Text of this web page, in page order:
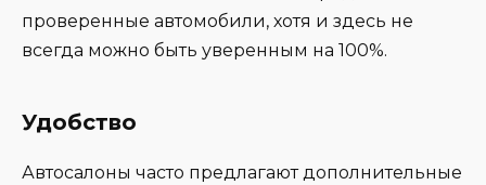
проверенные автомобили, хотя и здесь не
всегда можно быть уверенным на 100%.
Удобство
Автосалоны часто предлагают дополнительные